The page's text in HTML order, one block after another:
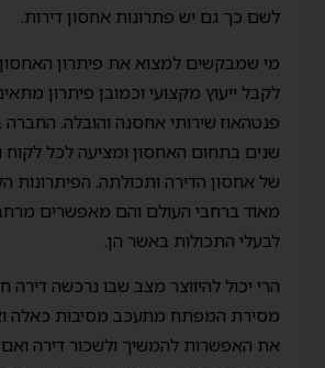
לשם כך גם יש פתרונות אחסון דירות.
מי שמבקשים למצוא את פיתרון האחסון
לקבל ייעוץ מקצועי וכמובן פיתרון
פנטהאוז שירותי אחסנה והובלה. החברה
שנים בתחום האחסון ומציעה לכל לקוח
של אחסון הדירה ותכולתה. הפיתרונות
מאוד ברחבי העולם והם מאפשרים מרחב
לבעלי התכולות באשר הן.
הרי יכול להיווצר מצב שבו נרכשה
מסירת המפתח מתעכב מסיבות כאלה
את האפשרות להמשיך ולשכור דירה ואם